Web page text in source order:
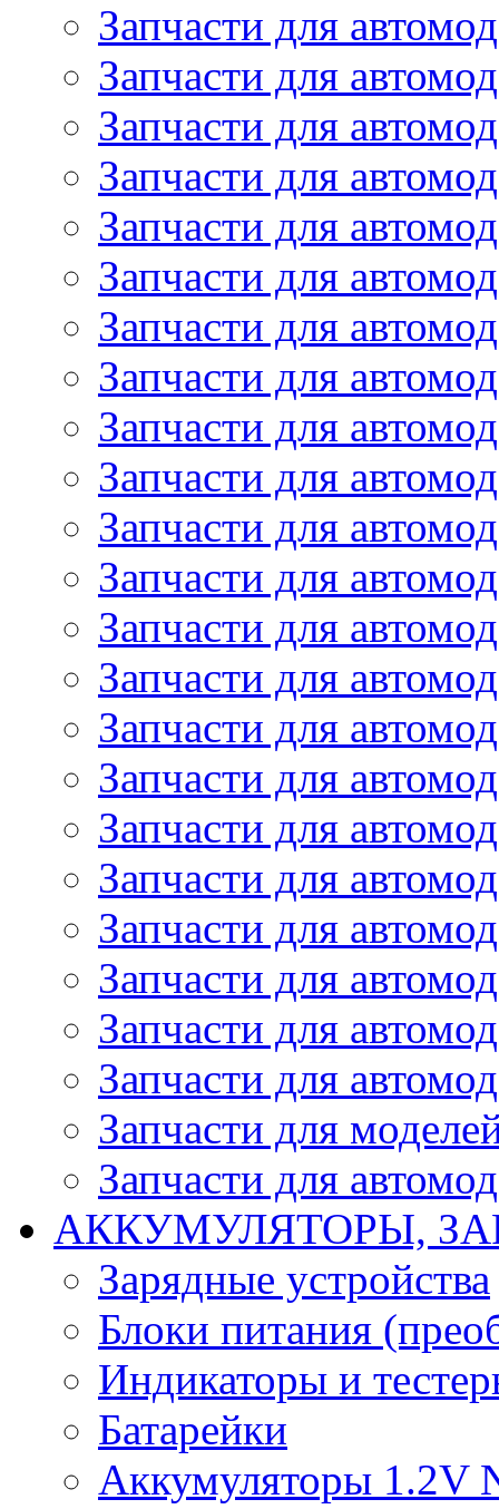
Запчасти для
Запчасти для
Запчасти для
Запчасти для
Запчасти для
Запчасти для
Запчасти для
Запчасти для
Запчасти для
Запчасти для
Запчасти для
Запчасти для
Запчасти для
Запчасти для
Запчасти для
Запчасти для
Запчасти для
Запчасти для
Запчасти для
Запчасти для
Запчасти для
Запчасти для
Запчасти для
Запчасти для
АККУМУЛЯТОРЫ,
Зарядные устройства
Блоки питания
Индикаторы и
Батарейки
Аккумуляторы 1.2V